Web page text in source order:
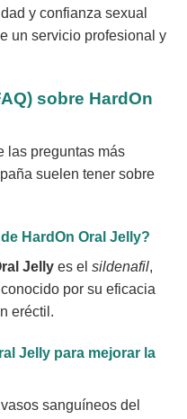
y confianza sexual
un servicio profesional y
sobre HardOn
las preguntas más
suelen tener sobre
HardOn Oral Jelly?
Jelly es el sildenafil,
por su eficacia
eréctil.
Jelly para mejorar la
sanguíneos del